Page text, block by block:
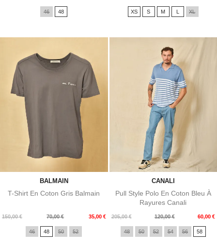
46 48 XS S M L XL
BALMAIN
T-Shirt En Coton Gris Balmain
150,00 €
Prix
70,00 € 35,00 €
Prix
46 48 50 52
CANALI
Pull Style Polo En Coton Bleu À
Rayures Canali
205,00 €
Prix
120,00 € 60,00 €
Prix
48 50 52 54 56 58